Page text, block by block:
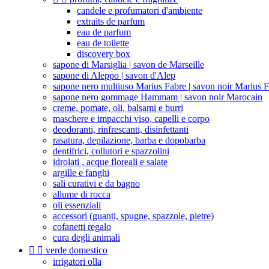
candele e profumatori d'ambiente
extraits de parfum
eau de parfum
eau de toilette
discovery box
sapone di Marsiglia | savon de Marseille
sapone di Aleppo | savon d'Alep
sapone nero multiuso Marius Fabre | savon noir Marius
sapone nero gommage Hammam | savon noir Marocain
creme, pomate, oli, balsami e burri
maschere e impacchi viso, capelli e corpo
deodoranti, rinfrescanti, disinfettanti
rasatura, depilazione, barba e dopobarba
dentifrici, collutori e spazzolini
idrolati , acque floreali e salate
argille e fanghi
sali curativi e da bagno
allume di rocca
oli essenziali
accessori (guanti, spugne, spazzole, pietre)
cofanetti regalo
cura degli animali
  verde domestico
irrigatori olla